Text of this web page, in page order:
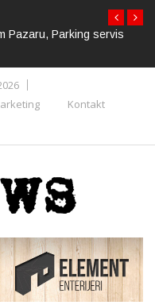
Pazaru, Parking servis
Kontakt